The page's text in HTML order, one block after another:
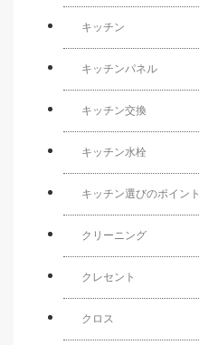
キッチン
キッチンパネル
キッチン交換
キッチン水栓
キッチン選びのポイント
クリーニング
クレセント
クロス